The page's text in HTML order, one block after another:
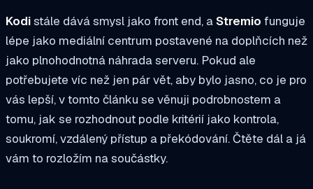
Kodistále dává smysl jako front end, aStremio funguje
lépe jako mediální centrum postavené na doplňcích než
jako plnohodnotná náhrada serveru. Pokud ale
potřebujete víc než jen pár vět, aby bylo jasno, co je pro
vás lepší, v tomto článku se věnuji podrobnostem a
tomu, jak se rozhodnout podle kritérií jako kontrola,
soukromí, vzdálený přístup a překódování. Čtěte dál a já
vám to rozložím na součástky.